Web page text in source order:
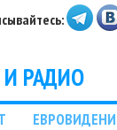
И РАДИО